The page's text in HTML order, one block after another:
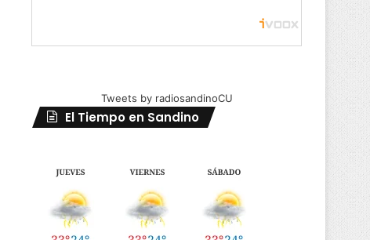
Tweets by radiosandinoCU
El Tiempo en Sandino